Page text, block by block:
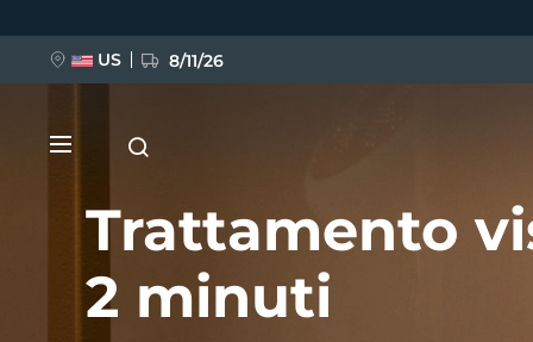
Trattamento
2 minuti
US 8/11/26